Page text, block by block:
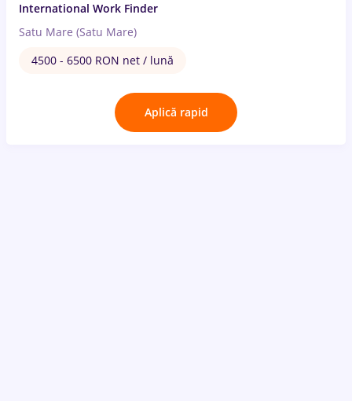
International Work Finder
Satu Mare (Satu Mare)
4500 - 6500 RON net / lună
Aplică rapid